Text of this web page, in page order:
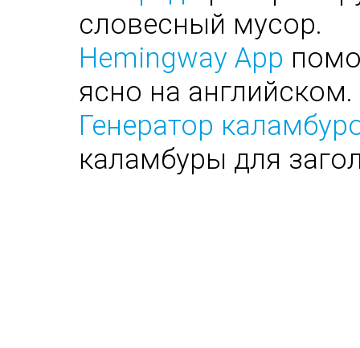
словесный мусор.
Hemingway App
ясно на английском.
Генератор
каламбуры для